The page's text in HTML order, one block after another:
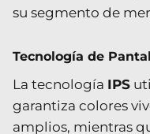
su segmento de
Tecnología de
La tecnología IPS
garantiza colores
amplios, mientras